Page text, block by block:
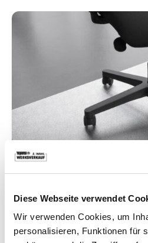
Diese Webseite verwendet
Wir verwenden Cookies, um
personalisieren, Funktionen für
-39%
Bodenschutzmatte
49,00 €29,90 €